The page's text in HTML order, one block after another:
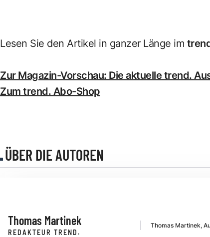
Lesen Sie den Artikel in ganzer Länge im
Zur Magazin-Vorschau: Die aktuelle trend.
Zum trend. Abo-Shop
ÜBER DIE AUTOREN
Thomas Martinek
REDAKTEUR TREND.
Thomas Martinek,